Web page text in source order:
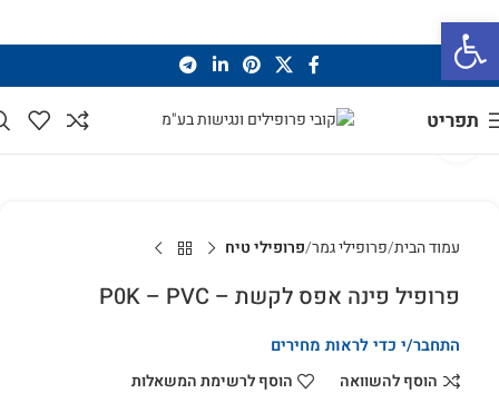
פתח סרגל נגישות
תפריט
עמוד הבית פרופילי גמר פרופילי טיח
פרופיל פינה אפס לקשת – P0K – PVC
התחבר/י כדי לראות מחירים
הוסף להשוואה
הוסף לרשימת המשאלות